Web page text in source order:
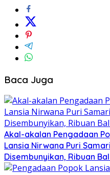
Baca Juga
Akal-akalan Pengadaan
Lansia Nirwana Puri
Disembunyikan, Ribuan